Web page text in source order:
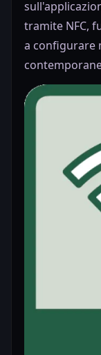
tramite NFC,
a configurare